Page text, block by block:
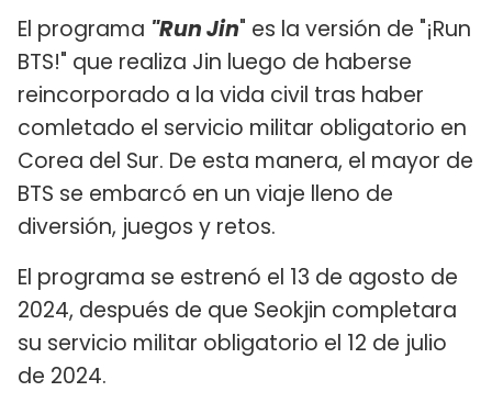
El programa "Run Jin" es la versión de "¡Run
BTS!" que realiza Jin luego de haberse
reincorporado a la vida civil tras haber
comletado el servicio militar obligatorio en
Corea del Sur. De esta manera, el mayor de
BTS se embarcó en un viaje lleno de
diversión, juegos y retos.
El programa se estrenó el 13 de agosto de
2024, después de que Seokjin completara
su servicio militar obligatorio el 12 de julio
de 2024.